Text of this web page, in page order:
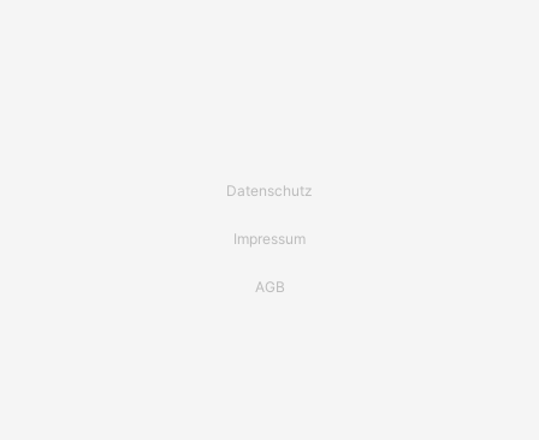
Datenschutz
Impressum
AGB